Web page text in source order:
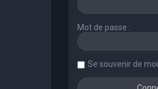
Mot de passe :
Se souvenir de moi